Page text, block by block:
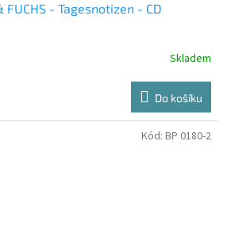
FUCHS - Tagesnotizen - CD
Skladem
Do košíku
Kód: BP 0180-2